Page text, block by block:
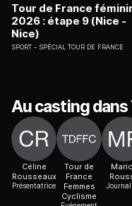
Tour de France
2026 : étape 9 (Nice -
Nice)
SPORT SPÉCIAL TOUR DE FRANCE
Au casting dans
Céline
Rousseaux
Présentatrice
Tour de
France
Femmes
Cyclisme